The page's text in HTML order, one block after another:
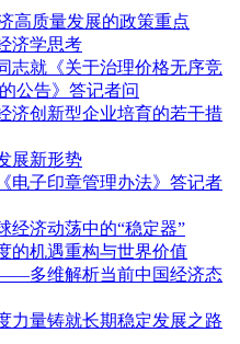
高质量发展的政策重点
济学思考
志就《关于治理价格无序竞
公告》答记者问
济创新型企业培育的若干措
展新形势
电子印章管理办法》答记者
经济动荡中的“稳定器”
的机遇重构与世界价值
多维解析当前中国经济态
力量铸就长期稳定发展之路